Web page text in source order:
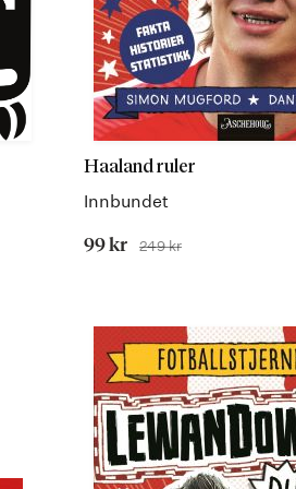
Haaland ruler
Innbundet
Tilbudspris
99 kr Før
249 kr